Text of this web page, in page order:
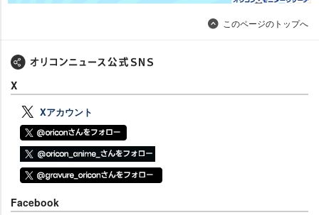
このページのトップへ
X
Xアカウント
Facebook